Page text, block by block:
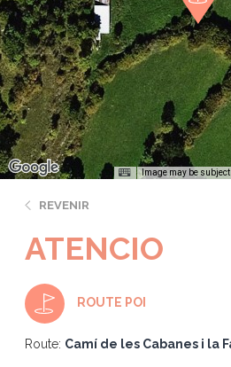
Image may be
REVENIR
ATENCIO
ROUTE POI
Route: Camí de les Cabanes i la